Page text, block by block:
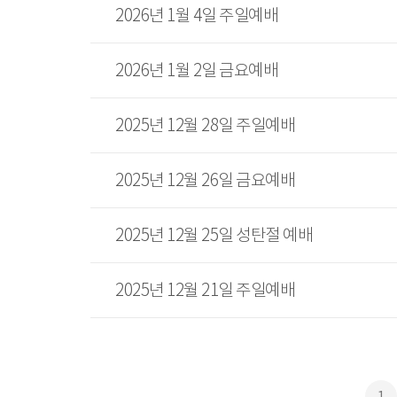
2026년 1월 4일 주일예배
2026년 1월 2일 금요예배
2025년 12월 28일 주일예배
2025년 12월 26일 금요예배
2025년 12월 25일 성탄절 예배
2025년 12월 21일 주일예배